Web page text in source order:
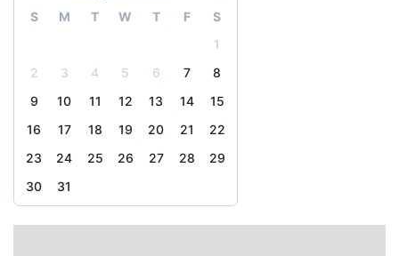
S M T W T F
S
1
2
3 4 5 6 7
8
9
10 11 12 13 14
15
16
17 18 19 20 21
22
23
24 25 26 27 28
29
30
31